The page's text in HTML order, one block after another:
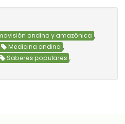
andina y amazónica ,
Medicina andina ,
Saberes populares ,